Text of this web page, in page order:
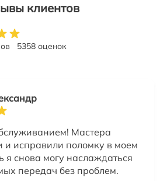
клиентов
5358 оценок
Мастера
и исправили поломку в моем
я снова могу наслаждаться
передач без проблем.